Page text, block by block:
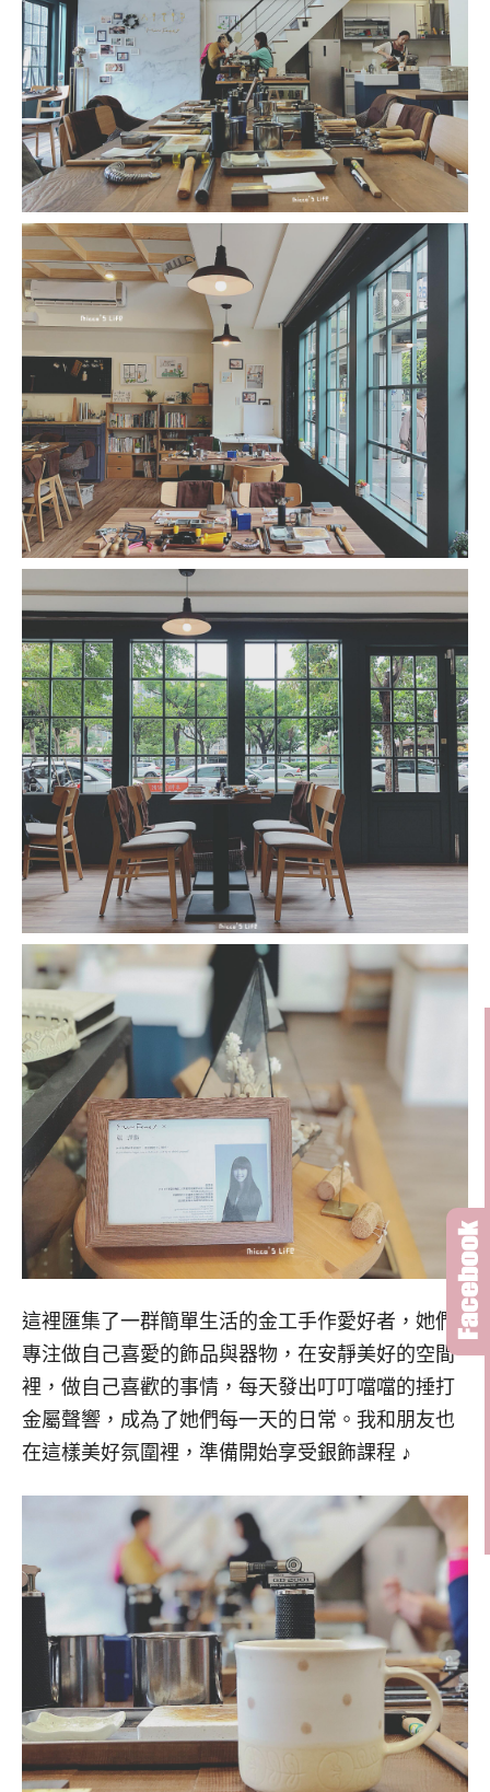
這裡匯集了一群簡單生活的金工手作愛好者，她們
專注做自己喜愛的飾品與器物，在安靜美好的空間
裡，做自己喜歡的事情，每天發出叮叮噹噹的捶打
金屬聲響，成為了她們每一天的日常。我和朋友也
在這樣美好氛圍裡，準備開始享受銀飾課程 ♪